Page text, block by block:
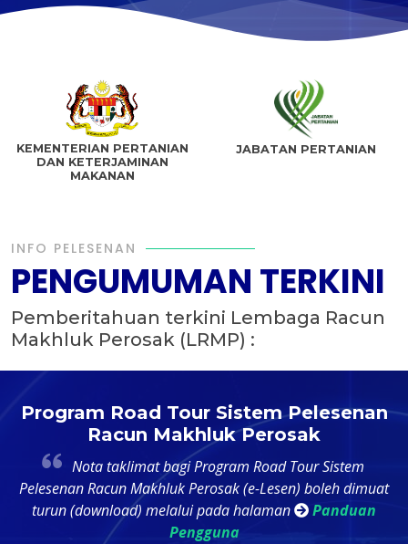
KEMENTERIAN PERTANIAN
DAN KETERJAMINAN
MAKANAN
JABATAN PERTANIAN
INFO PELESENAN
PENGUMUMAN TERKINI
Pemberitahuan terkini Lembaga Racun
Makhluk Perosak (LRMP) :
Program Road Tour Sistem Pelesenan
Racun Makhluk Perosak
Nota taklimat bagi Program Road Tour Sistem
Pelesenan Racun Makhluk Perosak (e-Lesen) boleh dimuat
turun (download) melalui pada halaman
Panduan
Pengguna